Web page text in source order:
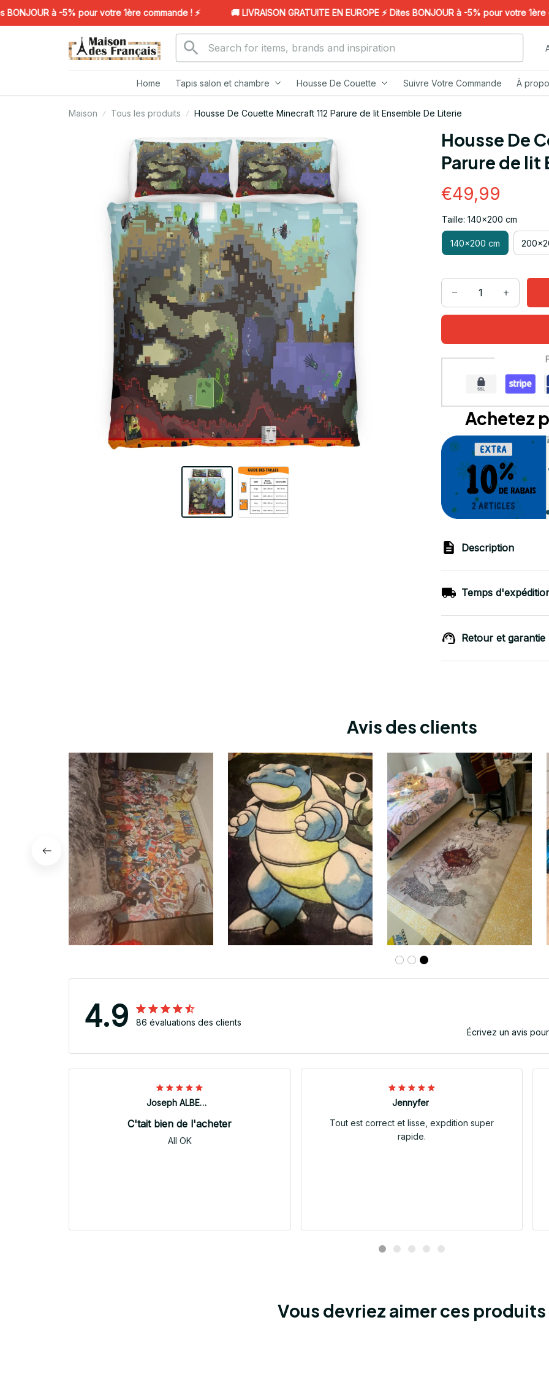
à -5% pour votre 1ère commande ! ⚡️ 🚚 LIVRAISON GRATUITE EN EUROPE ⚡️ Dites BONJOUR à -5% pour votre 1ère
Home Tapis salon et chambre Housse De Couette Suivre Votre Commande À
Maison Tous les produits Housse De Couette Minecraft 112 Parure de lit Ensemble De Literie
Housse De
Parure de lit
€49,99
Taille: 140x200 cm
140x200 cm
Achetez
Description
Temps
Retour et garantie
Avis des clients
4.9
86 évaluations des clients
Écrivez un avis
Joseph ALBERTINI
C'tait bien de l'acheter
All OK
Jennyfer
Tout est correct et lisse, expdition super
rapide.
Vous devriez aimer ces produits